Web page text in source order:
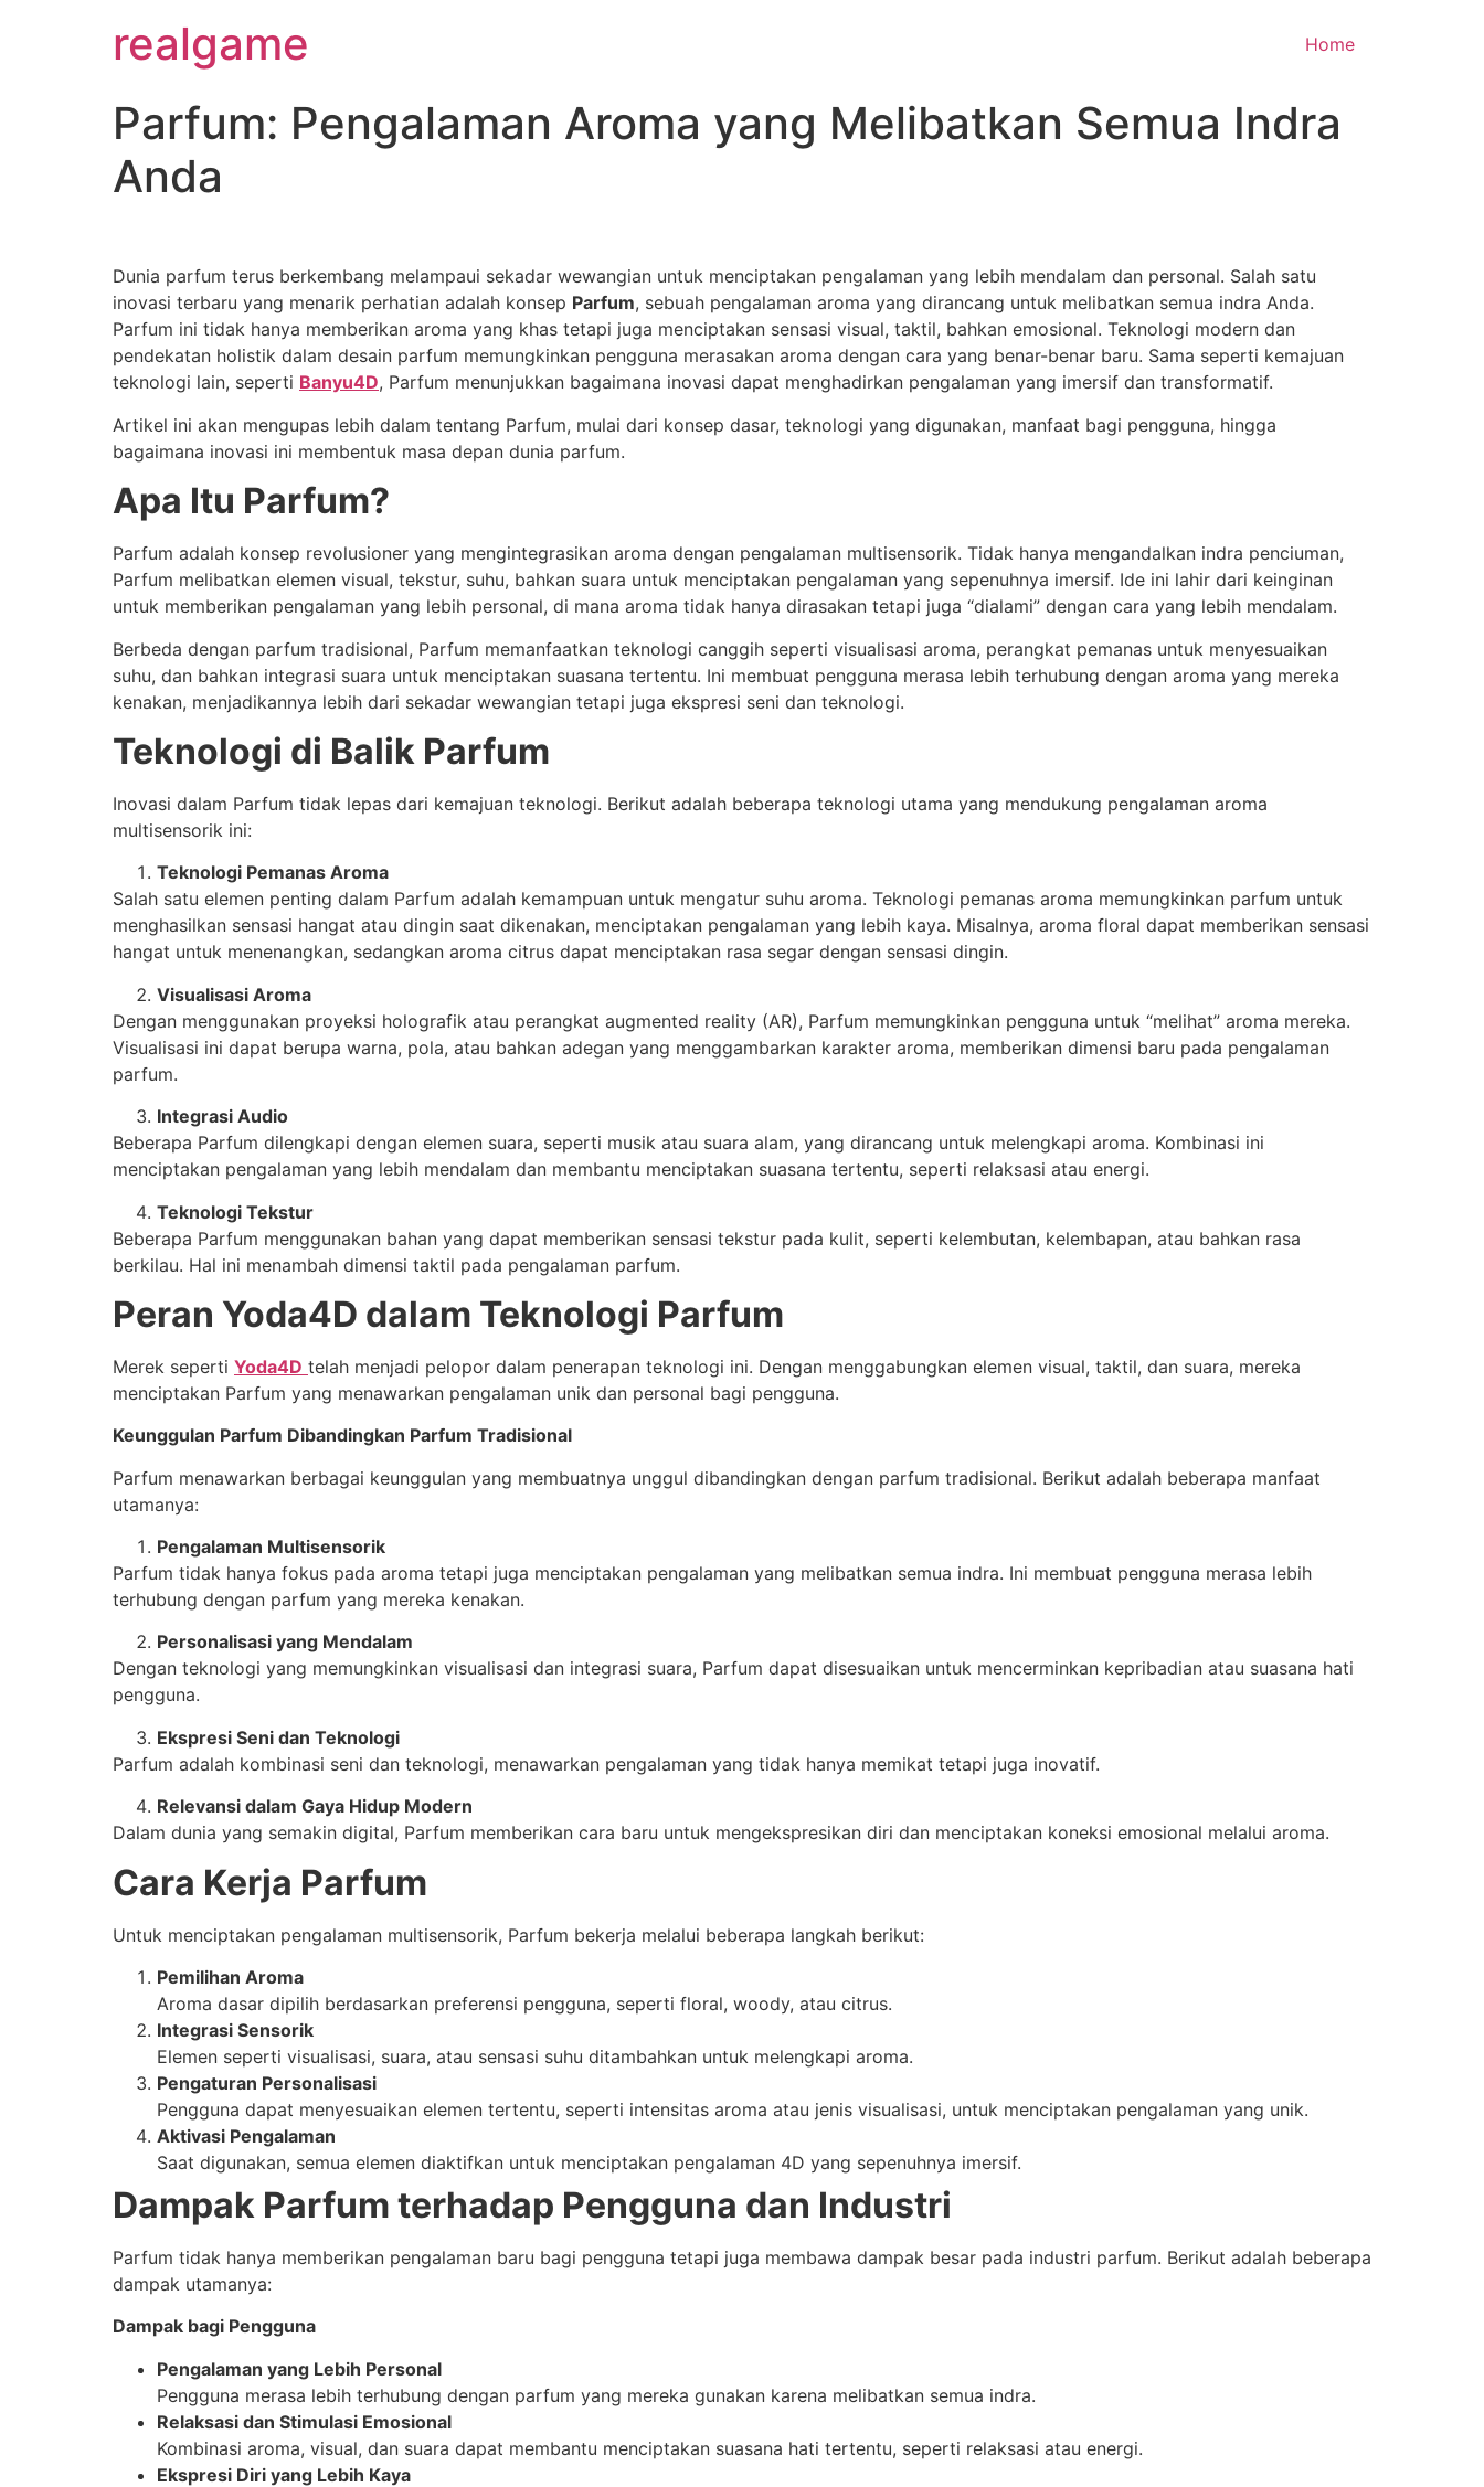
realgame Home
Parfum: Pengalaman Aroma yang Melibatkan Semua Indra
Anda
Dunia parfum terus berkembang melampaui sekadar wewangian untuk menciptakan pengalaman yang lebih mendalam dan personal. Salah satu
inovasi terbaru yang menarik perhatian adalah konsep Parfum, sebuah pengalaman aroma yang dirancang untuk melibatkan semua indra Anda.
Parfum ini tidak hanya memberikan aroma yang khas tetapi juga menciptakan sensasi visual, taktil, bahkan emosional. Teknologi modern dan
pendekatan holistik dalam desain parfum memungkinkan pengguna merasakan aroma dengan cara yang benar-benar baru. Sama seperti kemajuan
teknologi lain, seperti Banyu4D, Parfum menunjukkan bagaimana inovasi dapat menghadirkan pengalaman yang imersif dan transformatif.
Artikel ini akan mengupas lebih dalam tentang Parfum, mulai dari konsep dasar, teknologi yang digunakan, manfaat bagi pengguna, hingga
bagaimana inovasi ini membentuk masa depan dunia parfum.
Apa Itu Parfum?
Parfum adalah konsep revolusioner yang mengintegrasikan aroma dengan pengalaman multisensorik. Tidak hanya mengandalkan indra penciuman,
Parfum melibatkan elemen visual, tekstur, suhu, bahkan suara untuk menciptakan pengalaman yang sepenuhnya imersif. Ide ini lahir dari keinginan
untuk memberikan pengalaman yang lebih personal, di mana aroma tidak hanya dirasakan tetapi juga “dialami” dengan cara yang lebih mendalam.
Berbeda dengan parfum tradisional, Parfum memanfaatkan teknologi canggih seperti visualisasi aroma, perangkat pemanas untuk menyesuaikan
suhu, dan bahkan integrasi suara untuk menciptakan suasana tertentu. Ini membuat pengguna merasa lebih terhubung dengan aroma yang mereka
kenakan, menjadikannya lebih dari sekadar wewangian tetapi juga ekspresi seni dan teknologi.
Teknologi di Balik Parfum
Inovasi dalam Parfum tidak lepas dari kemajuan teknologi. Berikut adalah beberapa teknologi utama yang mendukung pengalaman aroma
multisensorik ini:
Teknologi Pemanas Aroma
Salah satu elemen penting dalam Parfum adalah kemampuan untuk mengatur suhu aroma. Teknologi pemanas aroma memungkinkan parfum untuk
menghasilkan sensasi hangat atau dingin saat dikenakan, menciptakan pengalaman yang lebih kaya. Misalnya, aroma floral dapat memberikan sensasi
hangat untuk menenangkan, sedangkan aroma citrus dapat menciptakan rasa segar dengan sensasi dingin.
Visualisasi Aroma
Dengan menggunakan proyeksi holografik atau perangkat augmented reality (AR), Parfum memungkinkan pengguna untuk “melihat” aroma mereka.
Visualisasi ini dapat berupa warna, pola, atau bahkan adegan yang menggambarkan karakter aroma, memberikan dimensi baru pada pengalaman
parfum.
Integrasi Audio
Beberapa Parfum dilengkapi dengan elemen suara, seperti musik atau suara alam, yang dirancang untuk melengkapi aroma. Kombinasi ini
menciptakan pengalaman yang lebih mendalam dan membantu menciptakan suasana tertentu, seperti relaksasi atau energi.
Teknologi Tekstur
Beberapa Parfum menggunakan bahan yang dapat memberikan sensasi tekstur pada kulit, seperti kelembutan, kelembapan, atau bahkan rasa
berkilau. Hal ini menambah dimensi taktil pada pengalaman parfum.
Peran Yoda4D dalam Teknologi Parfum
Merek seperti Yoda4D telah menjadi pelopor dalam penerapan teknologi ini. Dengan menggabungkan elemen visual, taktil, dan suara, mereka
menciptakan Parfum yang menawarkan pengalaman unik dan personal bagi pengguna.
Keunggulan Parfum Dibandingkan Parfum Tradisional
Parfum menawarkan berbagai keunggulan yang membuatnya unggul dibandingkan dengan parfum tradisional. Berikut adalah beberapa manfaat
utamanya:
Pengalaman Multisensorik
Parfum tidak hanya fokus pada aroma tetapi juga menciptakan pengalaman yang melibatkan semua indra. Ini membuat pengguna merasa lebih
terhubung dengan parfum yang mereka kenakan.
Personalisasi yang Mendalam
Dengan teknologi yang memungkinkan visualisasi dan integrasi suara, Parfum dapat disesuaikan untuk mencerminkan kepribadian atau suasana hati
pengguna.
Ekspresi Seni dan Teknologi
Parfum adalah kombinasi seni dan teknologi, menawarkan pengalaman yang tidak hanya memikat tetapi juga inovatif.
Relevansi dalam Gaya Hidup Modern
Dalam dunia yang semakin digital, Parfum memberikan cara baru untuk mengekspresikan diri dan menciptakan koneksi emosional melalui aroma.
Cara Kerja Parfum
Untuk menciptakan pengalaman multisensorik, Parfum bekerja melalui beberapa langkah berikut:
Pemilihan Aroma
Aroma dasar dipilih berdasarkan preferensi pengguna, seperti floral, woody, atau citrus.
Integrasi Sensorik
Elemen seperti visualisasi, suara, atau sensasi suhu ditambahkan untuk melengkapi aroma.
Pengaturan Personalisasi
Pengguna dapat menyesuaikan elemen tertentu, seperti intensitas aroma atau jenis visualisasi, untuk menciptakan pengalaman yang unik.
Aktivasi Pengalaman
Saat digunakan, semua elemen diaktifkan untuk menciptakan pengalaman 4D yang sepenuhnya imersif.
Dampak Parfum terhadap Pengguna dan Industri
Parfum tidak hanya memberikan pengalaman baru bagi pengguna tetapi juga membawa dampak besar pada industri parfum. Berikut adalah beberapa
dampak utamanya:
Dampak bagi Pengguna
Pengalaman yang Lebih Personal
Pengguna merasa lebih terhubung dengan parfum yang mereka gunakan karena melibatkan semua indra.
Relaksasi dan Stimulasi Emosional
Kombinasi aroma, visual, dan suara dapat membantu menciptakan suasana hati tertentu, seperti relaksasi atau energi.
Ekspresi Diri yang Lebih Kaya